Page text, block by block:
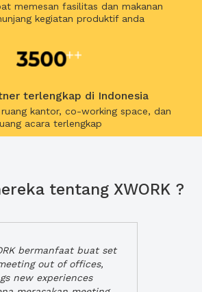
memesan fasilitas dan makanan
kegiatan produktif anda
terlengkap di Indonesia
kantor, co-working space, dan
acara terlengkap
tentang XWORK ?
bermanfaat buat set
out of offices,
new experiences